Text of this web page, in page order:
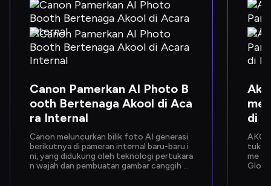
Canon Pamerkan AI Photo B
ooth Bertenaga Akool di Aca
ra Internal
Canon meluncurkan bilik foto AI generasi
berikutnya di pameran internal baru-baru i
ni, yang didukung oleh teknologi pertukara
n wajah dan pembuatan gambar canggih da
di
tuk
me